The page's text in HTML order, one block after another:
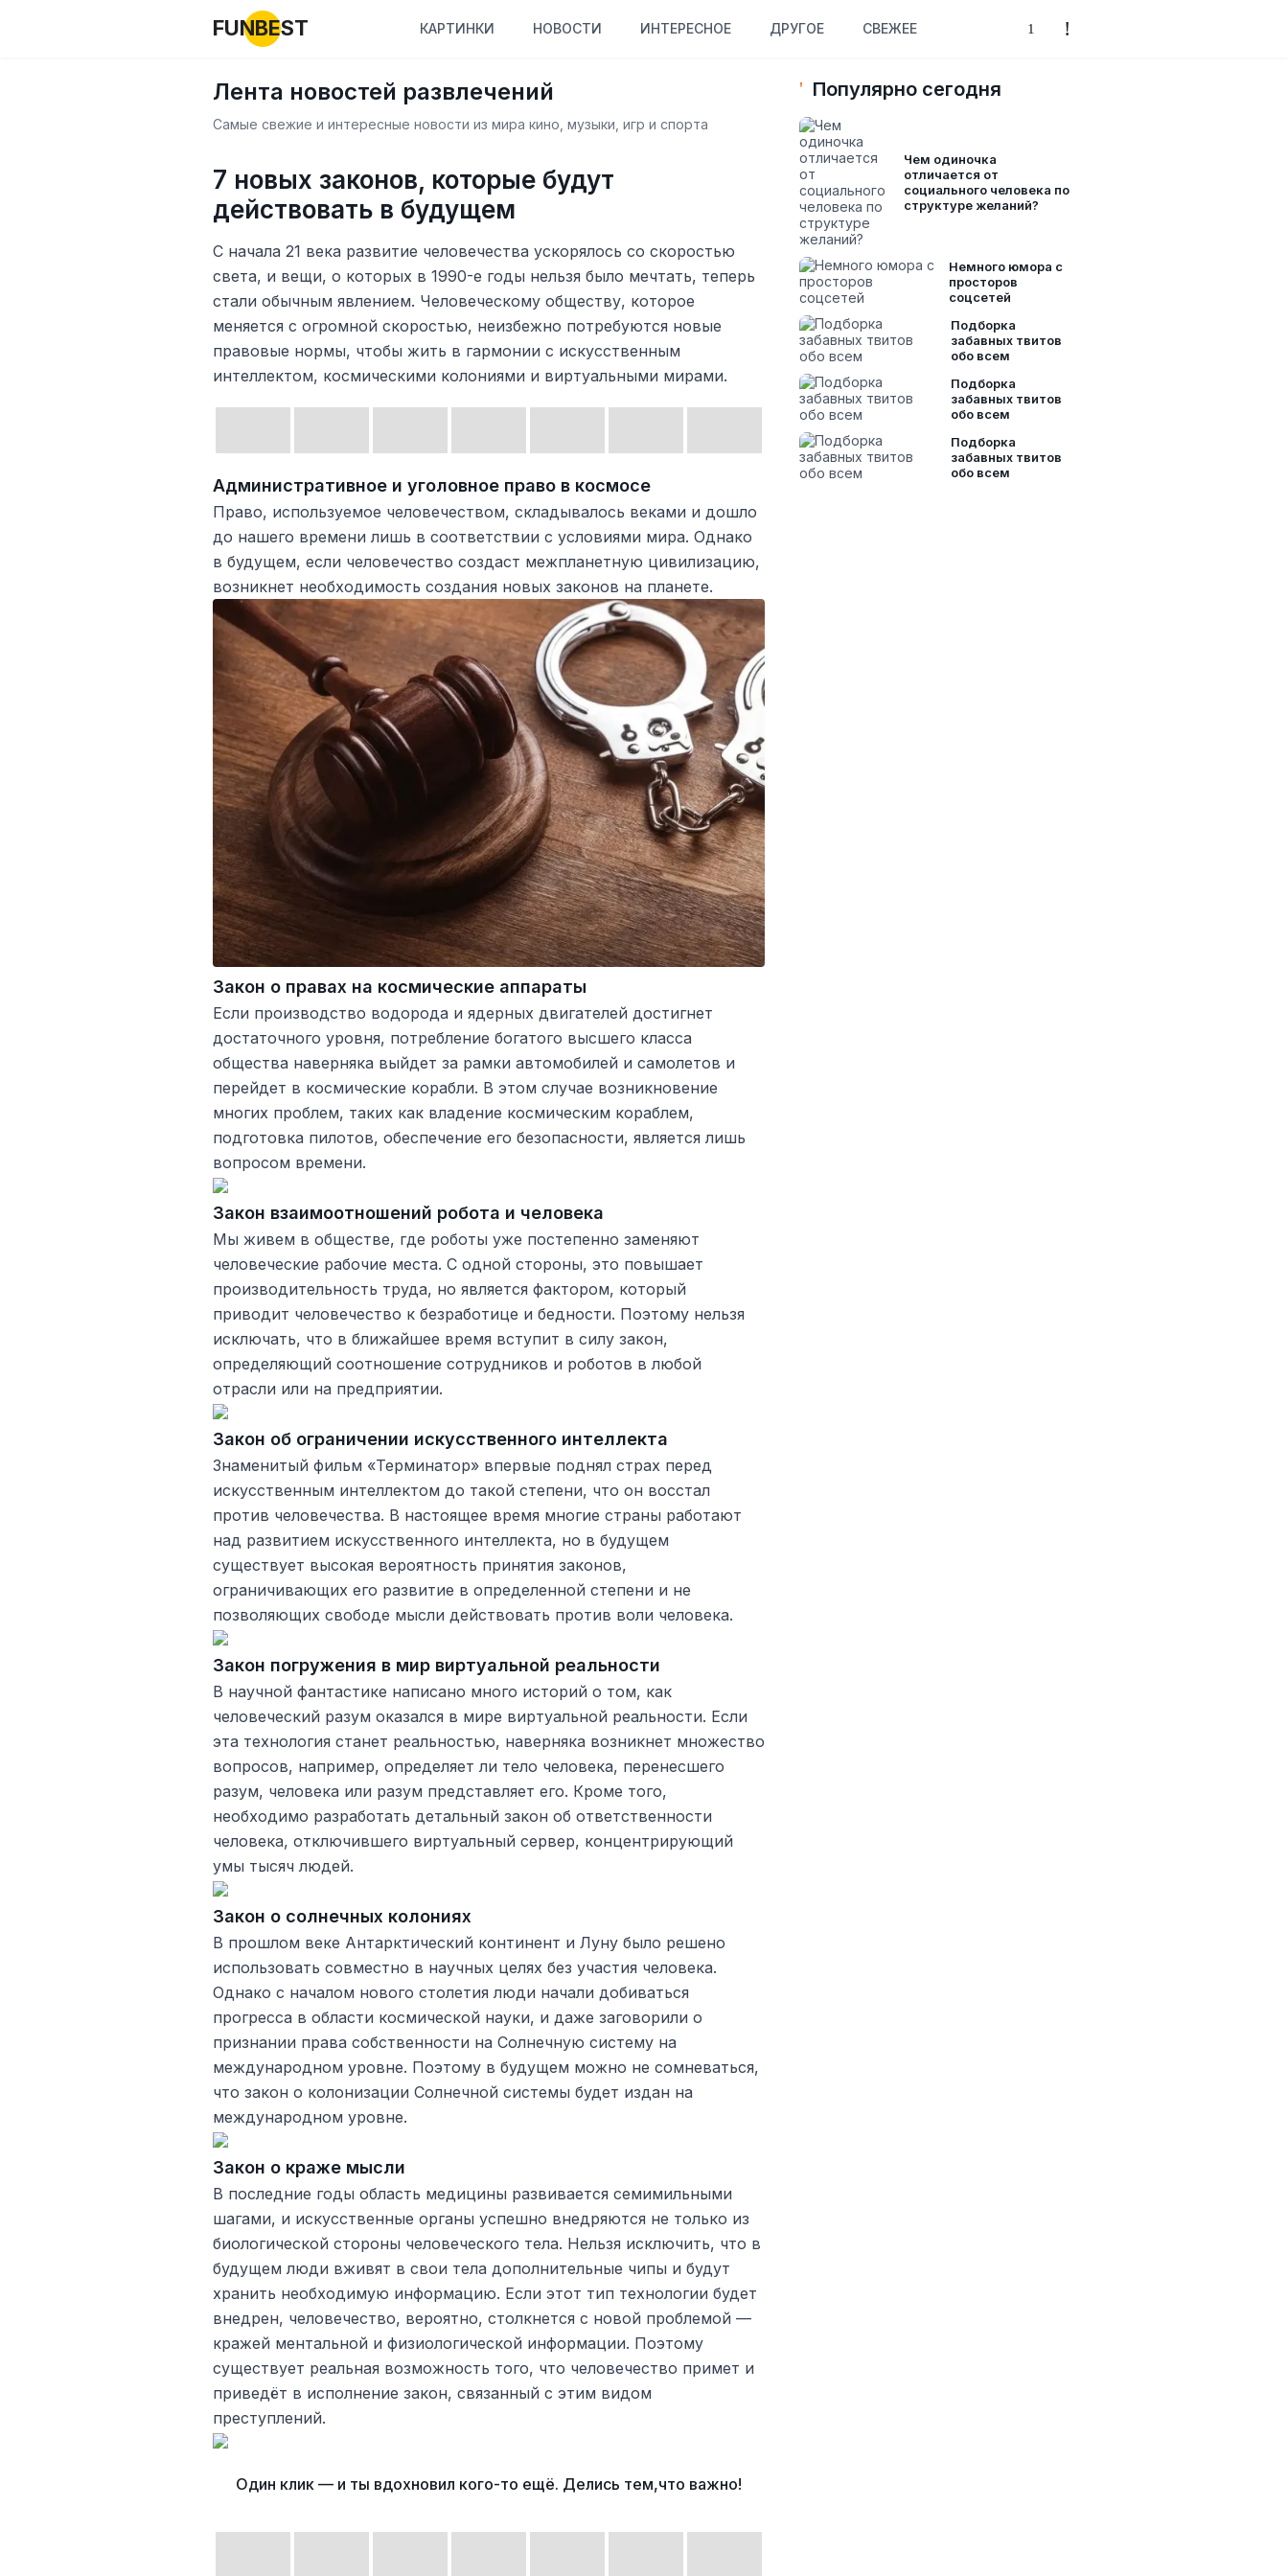
FUNBEST КАРТИНКИ НОВОСТИ ИНТЕРЕСНОЕ ДРУГОЕ СВЕЖЕЕ
Лента новостей развлечений
Самые свежие и интересные новости из мира кино, музыки, игр и спорта
7 новых законов, которые будут
действовать в будущем
С начала 21 века развитие человечества ускорялось со скоростью
света, и вещи, о которых в 1990-е годы нельзя было мечтать, теперь
стали обычным явлением. Человеческому обществу, которое
меняется с огромной скоростью, неизбежно потребуются новые
правовые нормы, чтобы жить в гармонии с искусственным
интеллектом, космическими колониями и виртуальными мирами.
Административное и уголовное право в космосе
Право, используемое человечеством, складывалось веками и дошло
до нашего времени лишь в соответствии с условиями мира. Однако
в будущем, если человечество создаст межпланетную цивилизацию,
возникнет необходимость создания новых законов на планете.
Закон о правах на космические аппараты
Если производство водорода и ядерных двигателей достигнет
достаточного уровня, потребление богатого высшего класса
общества наверняка выйдет за рамки автомобилей и самолетов и
перейдет в космические корабли. В этом случае возникновение
многих проблем, таких как владение космическим кораблем,
подготовка пилотов, обеспечение его безопасности, является лишь
вопросом времени.
Закон взаимоотношений робота и человека
Мы живем в обществе, где роботы уже постепенно заменяют
человеческие рабочие места. С одной стороны, это повышает
производительность труда, но является фактором, который
приводит человечество к безработице и бедности. Поэтому нельзя
исключать, что в ближайшее время вступит в силу закон,
определяющий соотношение сотрудников и роботов в любой
отрасли или на предприятии.
Закон об ограничении искусственного интеллекта
Знаменитый фильм «Терминатор» впервые поднял страх перед
искусственным интеллектом до такой степени, что он восстал
против человечества. В настоящее время многие страны работают
над развитием искусственного интеллекта, но в будущем
существует высокая вероятность принятия законов,
ограничивающих его развитие в определенной степени и не
позволяющих свободе мысли действовать против воли человека.
Закон погружения в мир виртуальной реальности
В научной фантастике написано много историй о том, как
человеческий разум оказался в мире виртуальной реальности. Если
эта технология станет реальностью, наверняка возникнет множество
вопросов, например, определяет ли тело человека, перенесшего
разум, человека или разум представляет его. Кроме того,
необходимо разработать детальный закон об ответственности
человека, отключившего виртуальный сервер, концентрирующий
умы тысяч людей.
Закон о солнечных колониях
В прошлом веке Антарктический континент и Луну было решено
использовать совместно в научных целях без участия человека.
Однако с началом нового столетия люди начали добиваться
прогресса в области космической науки, и даже заговорили о
признании права собственности на Солнечную систему на
международном уровне. Поэтому в будущем можно не сомневаться,
что закон о колонизации Солнечной системы будет издан на
международном уровне.
Закон о краже мысли
В последние годы область медицины развивается семимильными
шагами, и искусственные органы успешно внедряются не только из
биологической стороны человеческого тела. Нельзя исключить, что в
будущем люди вживят в свои тела дополнительные чипы и будут
хранить необходимую информацию. Если этот тип технологии будет
внедрен, человечество, вероятно, столкнется с новой проблемой —
кражей ментальной и физиологической информации. Поэтому
существует реальная возможность того, что человечество примет и
приведёт в исполнение закон, связанный с этим видом
преступлений.
Популярно сегодня
Чем одиночка
отличается от
социального человека по
структуре желаний?
Немного юмора с
просторов
соцсетей
Подборка
забавных твитов
обо всем
Подборка
забавных твитов
обо всем
Подборка
забавных твитов
обо всем